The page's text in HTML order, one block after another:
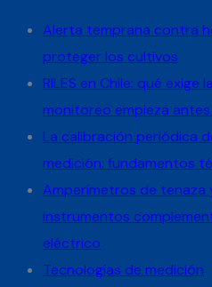
Alerta temprana contra
proteger los cultivos
RILES en Chile: qué exige
monitoreo empieza
La calibración periódica
medición: fundamentos
Amperímetros de tenaza
instrumentos
eléctrico
Tecnologías de medición